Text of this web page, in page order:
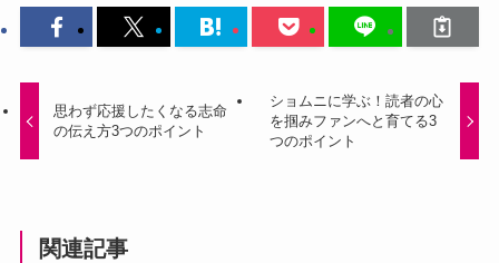
思わず応援したくなる志命
の伝え方3つのポイント
ショムニに学ぶ！読者の心
を掴みファンへと育てる3
つのポイント
関連記事